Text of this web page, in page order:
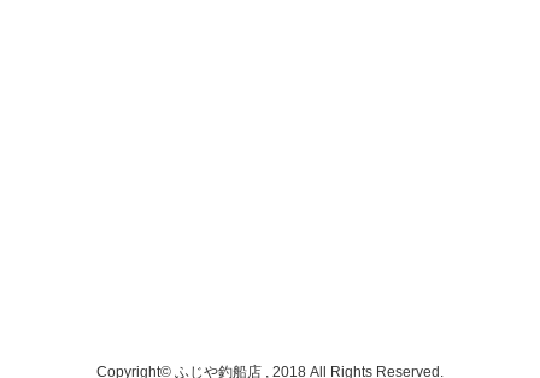
Copyright© ふじや釣船店 , 2018 All Rights Reserved.